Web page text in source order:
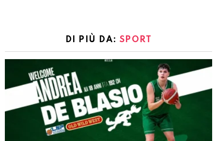
DI PIÙ DA: SPORT